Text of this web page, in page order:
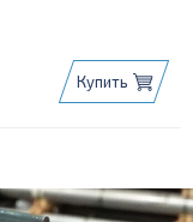
Купить